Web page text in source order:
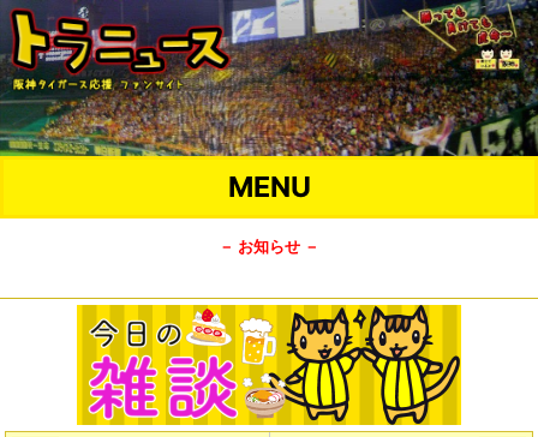
MENU
－ お知らせ －